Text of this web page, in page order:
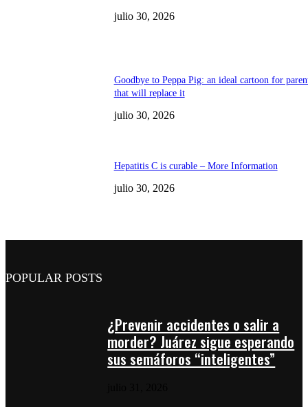
julio 30, 2026
Goodbye to Peppa Pig: an ideal cartoon for
that will replace it
julio 30, 2026
Hepatitis C is curable – More Information
julio 30, 2026
POPULAR POSTS
¿Prevenir accidentes o salir a
morder? Juárez sigue esperando
sus semáforos “inteligentes”